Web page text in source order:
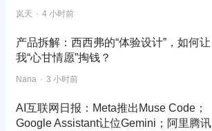
岚天 4 小时前
产品拆解：西西弗的“体验设计”，如何让
我“心甘情愿”掏钱？
Nana 3 小时前
AI互联网日报：Meta推出Muse Code；
Google Assistant让位Gemini；阿里腾讯